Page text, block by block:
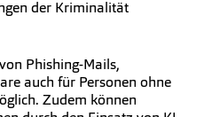
der Kriminalität
Phishing-Mails,
auch für Personen ohne
Zudem können